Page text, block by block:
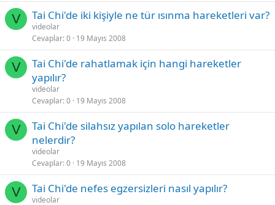
V Tai Chi'de iki kişiyle ne tür ısınma hareketleri var?
videolar
Cevaplar 0 19 Mayıs 2008
V
Tai Chi'de rahatlamak için hangi hareketler
yapılır?
videolar
Cevaplar 0 19 Mayıs 2008
V
Tai Chi'de silahsız yapılan solo hareketler
nelerdir?
videolar
Cevaplar 0 19 Mayıs 2008
V Tai Chi'de nefes egzersizleri nasıl yapılır?
videolar